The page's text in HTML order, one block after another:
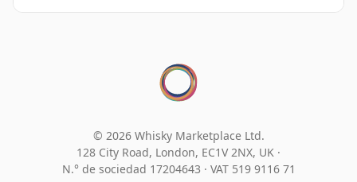
© 2026 Whisky Marketplace Ltd.
128 City Road, London, EC1V 2NX, UK ·
N.° de sociedad 17204643 · VAT 519 9116 71